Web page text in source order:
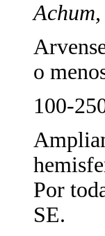
o
100-
Por
SE.